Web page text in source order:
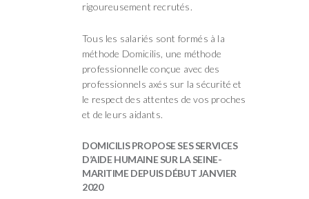
rigoureusement recrutés.
Tous les salariés sont formés à la
méthode Domicilis, une méthode
professionnelle conçue avec des
professionnels axés sur la sécurité et
le respect des attentes de vos proches
et de leurs aidants.
DOMICILIS PROPOSE SES SERVICES
D’AIDE HUMAINE SUR LA SEINE-
MARITIME DEPUIS DÉBUT JANVIER
2020